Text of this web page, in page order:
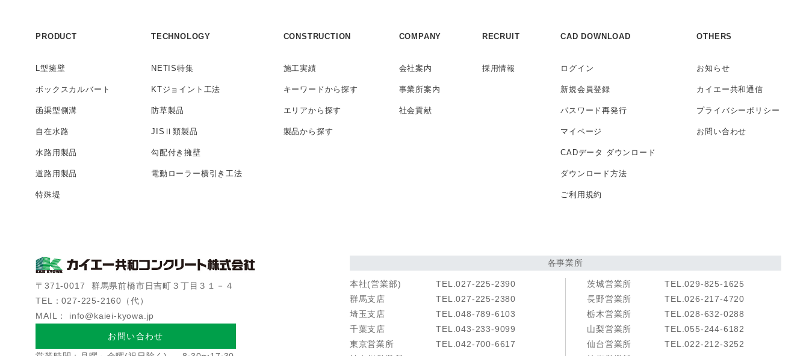
PRODUCT
L型擁壁
ボックス カルバート
函渠型側溝
自在水路
水路用製品
道路用製品
特殊堤
TECHNOLOGY
NETIS特集
KTジョイント工法
防草製品
JISⅡ類製品
勾配付き擁壁
電動ローラー横引き工法
CONSTRUCTION
施工実績
キーワードから探す
エリアから探す
製品から探す
COMPANY
会社案内
事業所案内
社会貢献
RECRUIT
採用情報
CAD DOWNLOAD
ログイン
新規会員登録
パスワード再発行
マイページ
CADデータ ダウンロード
ダウンロード方法
ご利用規約
OTHERS
お知らせ
カイエー共和通信
プライバシー ポリシー
お問い合わせ
〒371-0017
群馬県前橋市日吉町３丁目３１－４
TEL：027-225-2160（代）
MAIL： info@kaiei-kyowa.jp
お問い合わせ
各事業所
本社(営業部)
TEL.027-225-2390
群馬支店
TEL.027-225-2380
埼玉支店
TEL.048-789-6103
千葉支店
TEL.043-233-9099
東京営業所
TEL.042-700-6617
茨城営業所
TEL.029-825-1625
長野営業所
TEL.026-217-4720
栃木営業所
TEL.028-632-0288
山梨営業所
TEL.055-244-6182
仙台営業所
TEL.022-212-3252